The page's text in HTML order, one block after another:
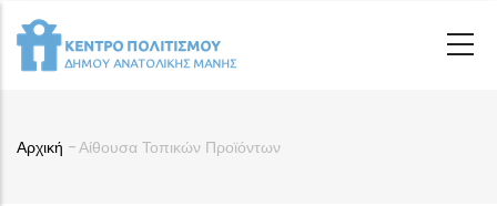
Παράκαμψη
προς
Breadcrumb
Αρχική -Αίθουσα Τοπικών Προϊόντων